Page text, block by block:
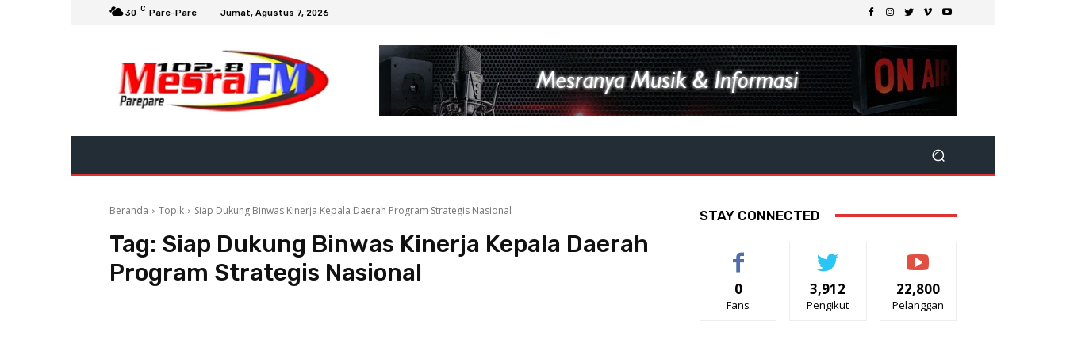
30 C Pare-Pare Jumat, Agustus 7, 2026
Beranda Topik Siap Dukung Binwas Kinerja Kepala Daerah Program Strategis Nasional
Tag: Siap Dukung Binwas Kinerja Kepala Daerah
Program Strategis Nasional
STAY CONNECTED
0
Fans
3,912
Pengikut
22,800
Pelanggan